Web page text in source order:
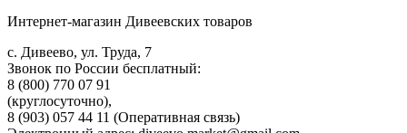
Интернет-магазин Дивеевских товаров
с. Дивеево, ул. Труда, 7
Звонок по России бесплатный:
8 (800) 770 07 91
(круглосуточно),
8 (903) 057 44 11 (Оперативная связь)